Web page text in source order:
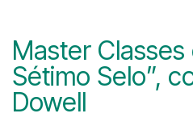
Master Classes
Sétimo Selo”,
Dowell